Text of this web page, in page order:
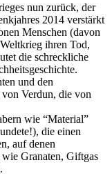
nun zurück, der
2014 verstärkt
Menschen (davon
ihren Tod,
die schreckliche
und den
Verdun, die von
wie “Material”
die einen
auf denen
Granaten, Giftgas